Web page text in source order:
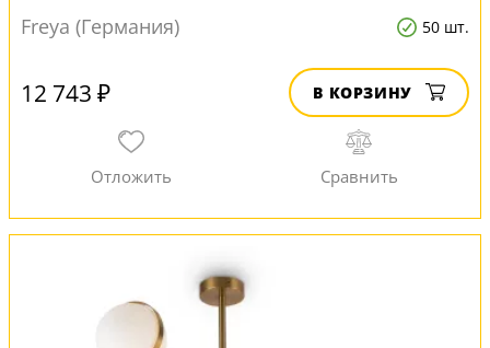
Freya (Германия)
50 шт.
12 743 ₽ В КОРЗИНУ